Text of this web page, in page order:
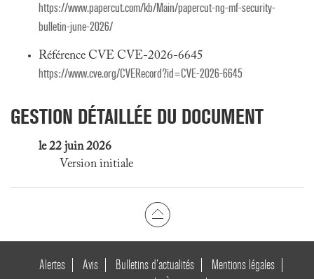
https://www.papercut.com/kb/Main/papercut-ng-mf-security-
bulletin-june-2026/
Référence CVE CVE-2026-6645
https://www.cve.org/CVERecord?id=CVE-2026-6645
GESTION DÉTAILLÉE DU DOCUMENT
le 22 juin 2026
Version initiale
Alertes Avis Bulletins d’actualités
Mentions légales